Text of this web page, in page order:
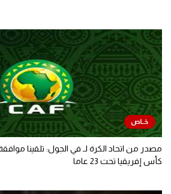
مصدر من اتحاد الكرة لـ في الجول: تلقينا
كأس إفريقيا تحت 23 عاما